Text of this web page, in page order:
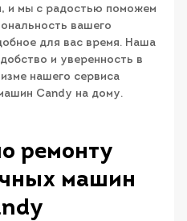
и мы с радостью поможем
вашего
для вас время. Наша
и уверенность в
нашего сервиса
Candy на дому.
ремонту
машин